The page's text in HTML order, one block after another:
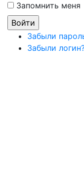
Запомнить меня
Забыли
Забыли